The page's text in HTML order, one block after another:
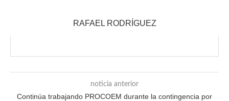
RAFAEL RODRÍGUEZ
noticia anterior
Continúa trabajando PROCOEM durante la contingencia por